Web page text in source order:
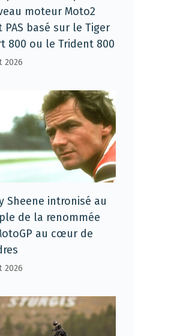
moteur Moto2
PAS basé sur le Tiger
800 ou le Trident 800
2026
Sheene intronisé au
de la renommée
au cœur de
2026